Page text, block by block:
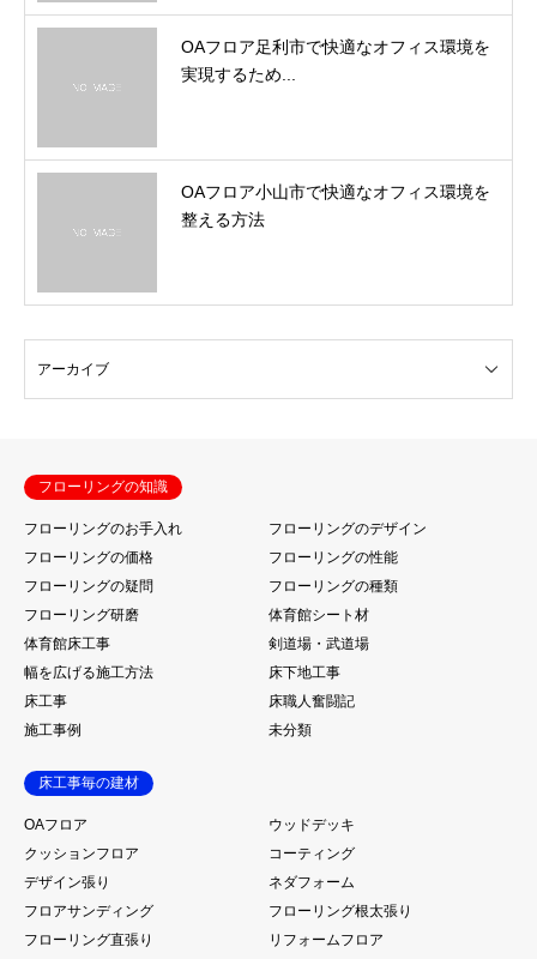
OAフロア足利市で快適なオフィス環境を
実現するため...
OAフロア小山市で快適なオフィス環境を
整える方法
フローリングの知識
フローリングのお手入れ
フローリングのデザイン
フローリングの価格
フローリングの性能
フローリングの疑問
フローリングの種類
フローリング研磨
体育館シート材
体育館床工事
剣道場・武道場
幅を広げる施工方法
床下地工事
床工事
床職人奮闘記
施工事例
未分類
床工事毎の建材
OAフロア
ウッドデッキ
クッションフロア
コーティング
デザイン張り
ネダフォーム
フロアサンディング
フローリング根太張り
フローリング直張り
リフォームフロア